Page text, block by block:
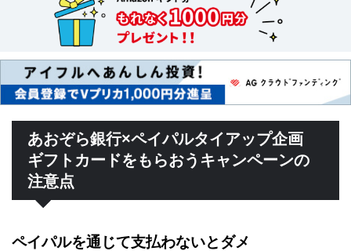
あおぞら銀行×ペイパルタイアップ企画
ギフトカードをもらおうキャンペーンの
注意点
ペイパルを通じて支払わないとダメ